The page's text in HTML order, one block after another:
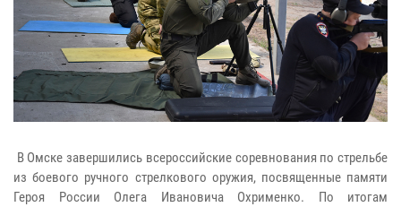
В Омске завершились всероссийские соревнования по стрельбе
из боевого ручного стрелкового оружия, посвященные памяти
Героя России Олега Ивановича Охрименко. По итогам